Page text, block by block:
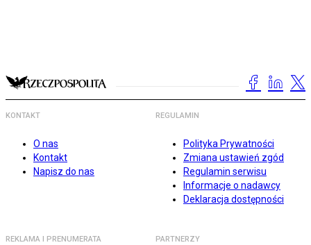
KONTAKT
O nas
Kontakt
Napisz do nas
REGULAMIN
Polityka Prywatności
Zmiana ustawień zgód
Regulamin serwisu
Informacje o nadawcy
Deklaracja dostępności
REKLAMA I PRENUMERATA PARTNERZY